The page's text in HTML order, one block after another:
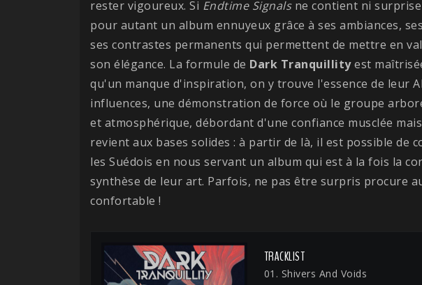
rester vigoureux. Si Endtime Signalsne contient ni
pour autant un album ennuyeux grâce à ses ambiances,
ses contrastes permanents qui permettent de mettre en
son élégance. La formule de Dark Tranquillityest
qu'un manque d'inspiration, on y trouve l'essence de leur
influences, une démonstration de force où le groupe
et atmosphérique, débordant d'une confiance musclée
revient aux bases solides : à partir de là, il est possible de
les Suédois en nous servant un album qui est à la fois la
synthèse de leur art. Parfois, ne pas être surpris procure
confortable !
TRACKLIST
01. Shivers And Voids